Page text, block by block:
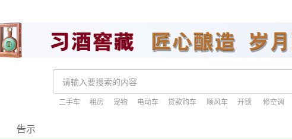
二手车 租房 宠物 电动车 贷款购车 顺风车 开锁 修空调
告示